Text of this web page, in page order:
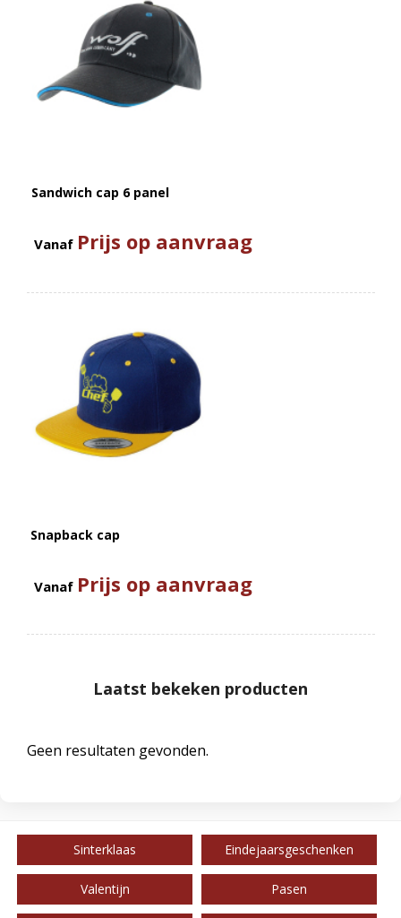
Sandwich cap 6 panel
Vanaf Prijs op aanvraag
Snapback cap
Vanaf Prijs op aanvraag
Laatst bekeken producten
Geen resultaten gevonden.
Sinterklaas Eindejaarsgeschenken
Valentijn Pasen